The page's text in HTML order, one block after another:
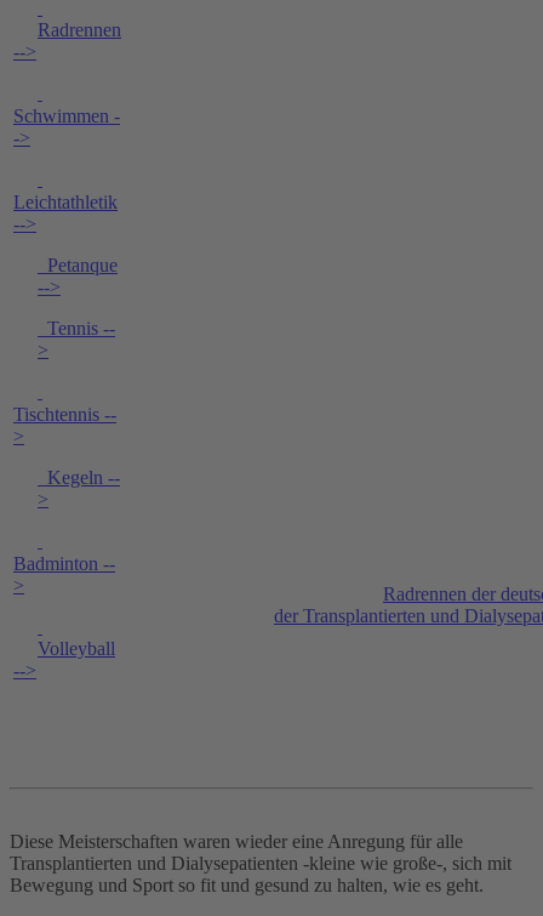
Radrennen
-->
Schwimmen -
->
Leichtathletik
-->
Petanque
-->
Tennis --
>
Tischtennis --
>
Kegeln --
>
Badminton --
>
Volleyball
-->
Radrennen der
der Transplantierten und
Diese Meisterschaften waren wieder eine Anregung für alle
Transplantierten und Dialysepatienten -kleine wie große-, sich mit
Bewegung und Sport so fit und gesund zu halten, wie es geht.